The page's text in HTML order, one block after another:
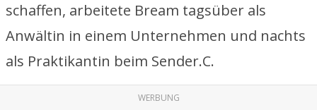
schaffen, arbeitete Bream tagsüber als
Anwältin in einem Unternehmen und nachts
als Praktikantin beim Sender.C.
WERBUNG